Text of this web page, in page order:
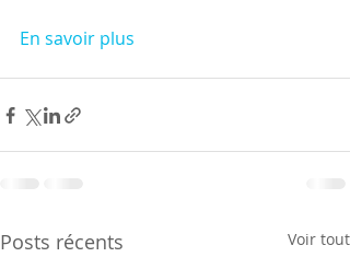
En savoir plus
Posts récents Voir tout